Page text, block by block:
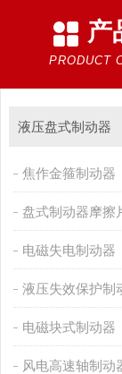
产
PRODUCT
液压盘式制动器
焦作金箍制动器
盘式制动器摩擦
电磁失电制动器
液压失效保护制
电磁块式制动器
风电高速轴制动